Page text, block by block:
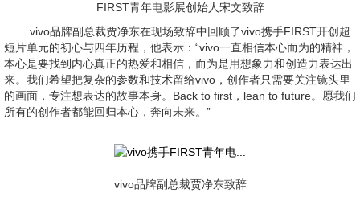
FIRST青年电影展创始人宋文致辞
vivo品牌副总裁贾净东在现场致辞中回顾了vivo携手FIRST开创超
短片单元的初心与四年历程，他表示：“vivo一直相信本心而为的精神，
本心是要找到内心真正的热爱和相信，而为是用想象力和创造力表达出
来。我们希望把复杂的参数和技术留给vivo，创作者只需要关注镜头里
的画面，专注想表达的故事本身。Back to first，lean to future。愿我们
所有的创作者都能回归本心，奔向未来。”
vivo品牌副总裁贾净东致辞